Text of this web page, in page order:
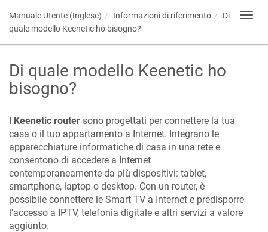
Manuale Utente (Inglese) Informazioni di riferimento
Di
quale modello Keenetic ho bisogno?
Di quale modello Keenetic ho
bisogno?
I Keenetic router sono progettati per connettere la tua
casa o il tuo appartamento a Internet. Integrano le
apparecchiature informatiche di casa in una rete e
consentono di accedere a Internet
contemporaneamente da più dispositivi: tablet,
smartphone, laptop o desktop. Con un router, è
possibile connettere le Smart TV a Internet e predisporre
l'accesso a IPTV, telefonia digitale e altri servizi a valore
aggiunto.